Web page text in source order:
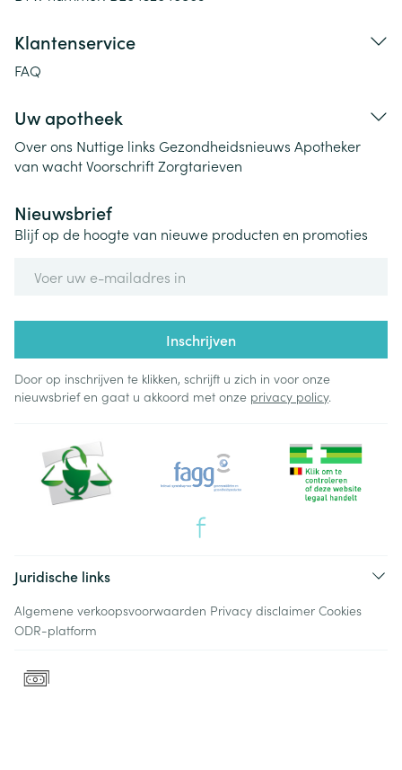
Klantenservice
FAQ
Uw apotheek
Over ons Nuttige links Gezondheidsnieuws Apotheker
van wachtVoorschriftZorgtarieven
Nieuwsbrief
Blijf op de hoogte van nieuwe producten en promoties
Inschrijven
Door op inschrijven te klikken, schrijft u zich in voor onze
nieuwsbrief en gaat u akkoord met onze privacy policy.
Juridische links
Algemene verkoopsvoorwaarden Privacy disclaimer Cookies
ODR-platform